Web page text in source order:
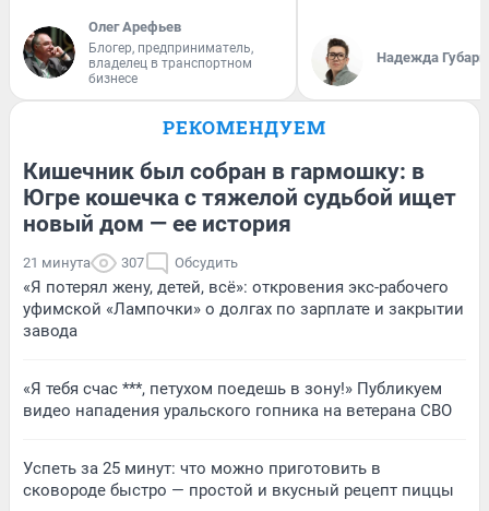
Олег Арефьев
Блогер, предприниматель,
владелец в транспортном
бизнесе
Надежда Губарь
РЕКОМЕНДУЕМ
Кишечник был собран в гармошку: в
Югре кошечка с тяжелой судьбой ищет
новый дом — ее история
21 минута 307 Обсудить
«Я потерял жену, детей, всё»: откровения экс-рабочего
уфимской «Лампочки» о долгах по зарплате и закрытии
завода
«Я тебя счас ***, петухом поедешь в зону!» Публикуем
видео нападения уральского гопника на ветерана СВО
Успеть за 25 минут: что можно приготовить в
сковороде быстро — простой и вкусный рецепт пиццы